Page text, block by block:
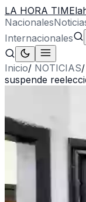
LA HORA TIME
Nacionales
Internacionales
Inicio/ NOTICIAS/
suspende